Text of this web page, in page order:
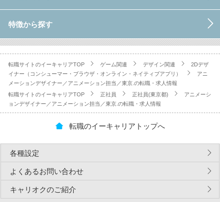
特徴から探す
転職サイトのイーキャリアTOP ゲーム関連 デザイン関連
2Dデザ
イナー（コンシューマー・ブラウザ・オンライン・ネイティブアプリ）
アニ
メーションデザイナー／アニメーション担当／東京.の転職・求人情報
転職サイトのイーキャリアTOP
正社員 正社員(東京都)
アニメーシ
ョンデザイナー／アニメーション担当／東京.の転職・求人情報
転職のイーキャリアトップへ
各種設定
よくあるお問い合わせ
キャリオクのご紹介